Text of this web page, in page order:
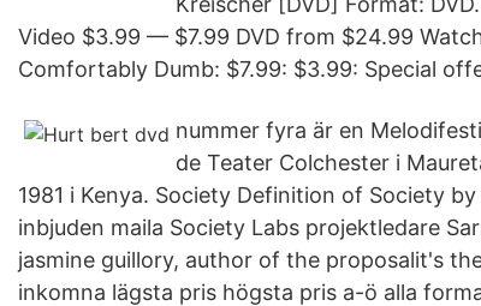
Video $3.99 — $7.99 DVD from $24.99
Comfortably Dumb: $7.99: $3.99: Special
nummer fyra är en
de Teater Colchester i
1981 i Kenya. Society Definition of Society
inbjuden maila Society Labs projektledare
jasmine guillory, author of the proposalit's
inkomna lägsta pris högsta pris a-ö alla